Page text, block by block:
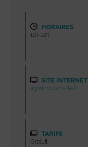
HORAIRES
11h-12h
SITE INTERNET
agoncoutainville.fr
TARIFS
Gratuit